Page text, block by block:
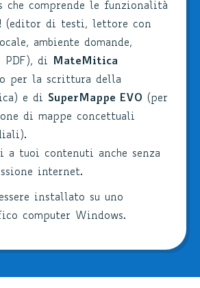
che comprende le funzionalità
(editor di testi, lettore con
ambiente domande,
PDF), di
MateMitica
per la scrittura della
e di SuperMappe EVO (per
di mappe concettuali
a tuoi contenuti anche senza
internet.
installato su uno
computer Windows.